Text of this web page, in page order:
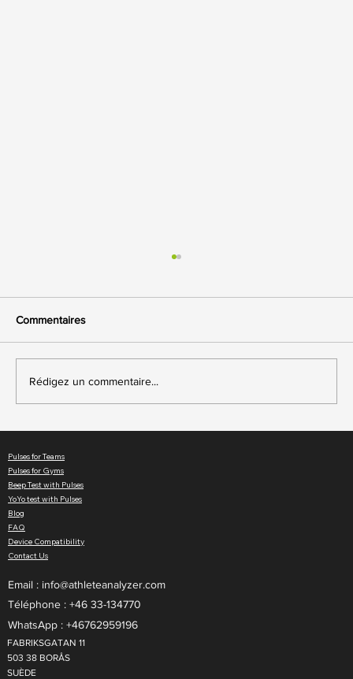
fréquence cardiaque en direct
Commentaires
Rédigez un commentaire...
Pulses for Teams
Pulses for Gyms
Beep Test with Pulses
YoYo test with Pulses
Blog
FAQ
Device Compatibility
Contact Us
Email : info@athleteanalyzer.com
Téléphone : +46 33-134770​
WhatsApp : +46762959196
FABRIKSGATAN 11
503 38 BORÅS
SUÈDE